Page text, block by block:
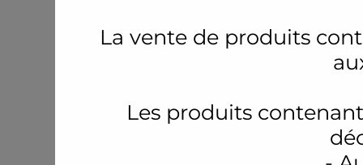
La vente de produits
Les produits